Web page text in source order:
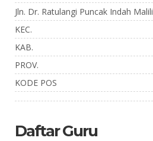
Jln. Dr. Ratulangi Puncak Indah Malili
KEC.
KAB.
PROV.
KODE POS
Daftar Guru